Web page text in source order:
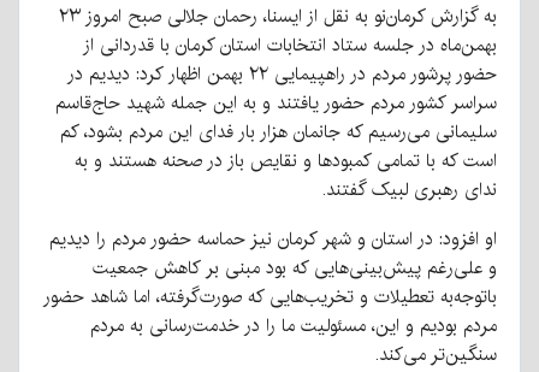
به گزارش کرمان‌نو به نقل از ایسنا، رحمان جلالی صبح امروز ۲۳
بهمن‌ماه در جلسه ستاد انتخابات استان کرمان با قدردانی از
حضور پرشور مردم در راهپیمایی ۲۲ بهمن اظهار کرد: دیدیم در
سراسر کشور مردم حضور یافتند و به این جمله شهید حاج‌قاسم
سلیمانی می‌رسیم که جانمان هزار بار فدای این مردم بشود، کم
است که با تمامی کمبودها و نقایص باز در صحنه هستند و به
ندای رهبری لبیک گفتند.
او افزود: در استان و شهر کرمان نیز حماسه حضور مردم را دیدیم
و علی‌رغم پیش‌بینی‌هایی که بود مبنی بر کاهش جمعیت
باتوجه‌به تعطیلات و تخریب‌هایی که صورت‌گرفته، اما شاهد حضور
مردم بودیم و این، مسئولیت ما را در خدمت‌رسانی به مردم
سنگین‌تر می‌کند.